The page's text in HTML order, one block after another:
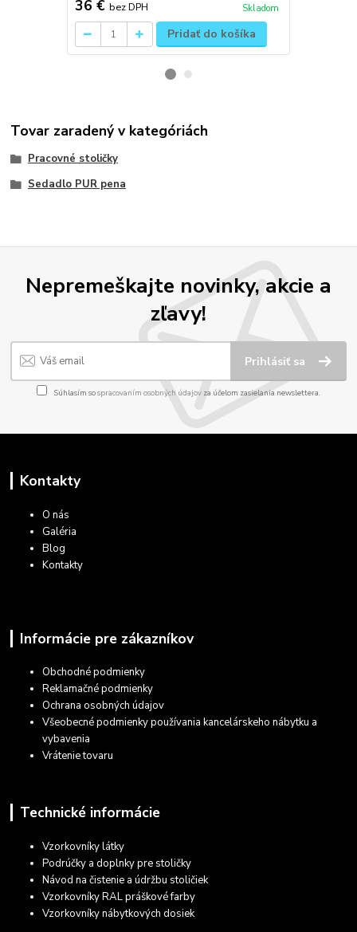
36 € bez DPH Skladom
Pridať do košíka
Tovar zaradený v kategóriách
Pracovné stoličky
Sedadlo PUR pena
Nepremeškajte novinky, akcie a
zľavy!
Prihlásiť sa
Súhlasím sospracovaním osobných údajov za účelom zasielania newslettera.
Kontakty
O nás
Galéria
Blog
Kontakty
Informácie pre zákazníkov
Obchodné podmienky
Reklamačné podmienky
Ochrana osobných údajov
Všeobecné podmienky používania kancelárskeho nábytku a
vybavenia
Vrátenie tovaru
Technické informácie
Vzorkovníky látky
Podrúčky a doplnky pre stoličky
Návod na čistenie a údržbu stoličiek
Vzorkovníky RAL práškové farby
Vzorkovníky nábytkových dosiek